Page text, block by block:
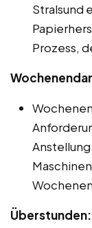
Stralsund
Prozess,
Überstunden: